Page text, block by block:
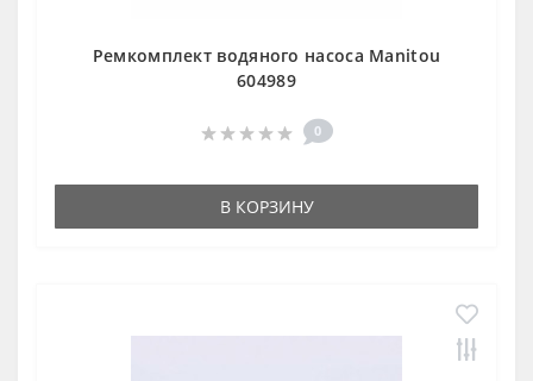
Ремкомплект водяного насоса Manitou
604989
0
В КОРЗИНУ